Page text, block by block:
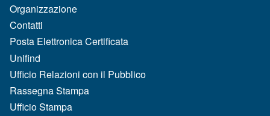
Organizzazione
Contatti
Posta Elettronica Certificata
Unifind
Ufficio Relazioni con il Pubblico
Rassegna Stampa
Ufficio Stampa